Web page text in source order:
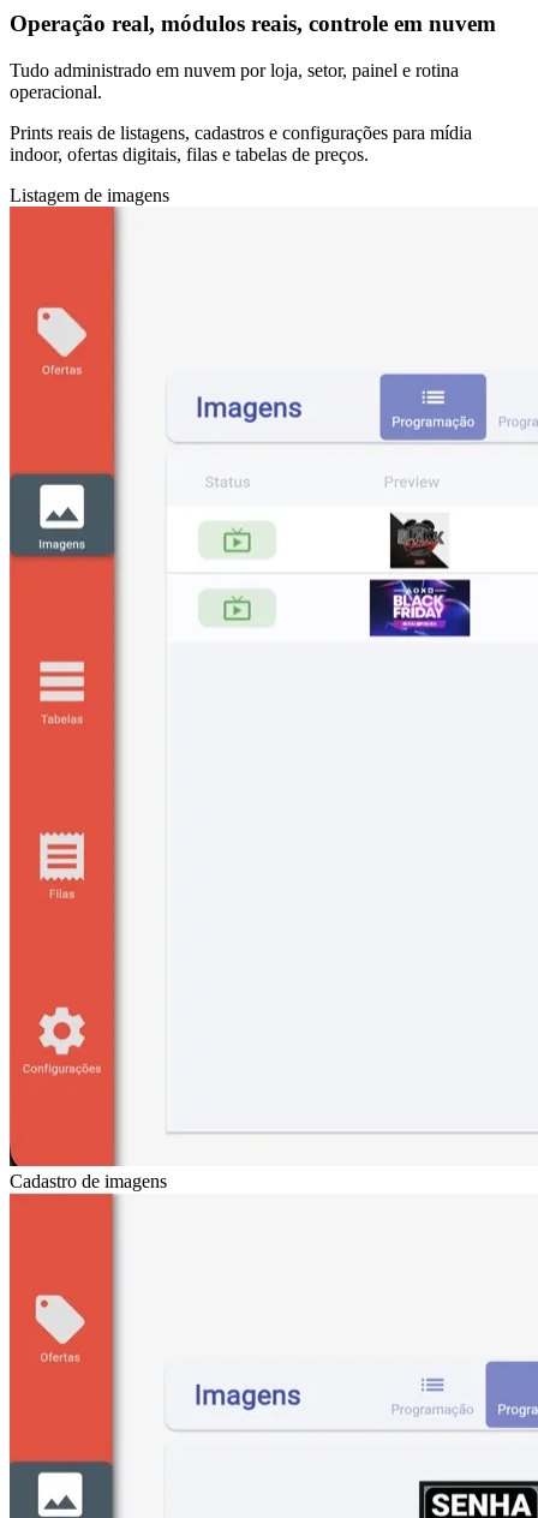
Operação real, módulos reais, controle em nuvem
Tudo administrado em nuvem por loja, setor, painel e rotina
operacional.
Prints reais de listagens, cadastros e configurações para mídia
indoor, ofertas digitais, filas e tabelas de preços.
Listagem de imagens
Cadastro de imagens